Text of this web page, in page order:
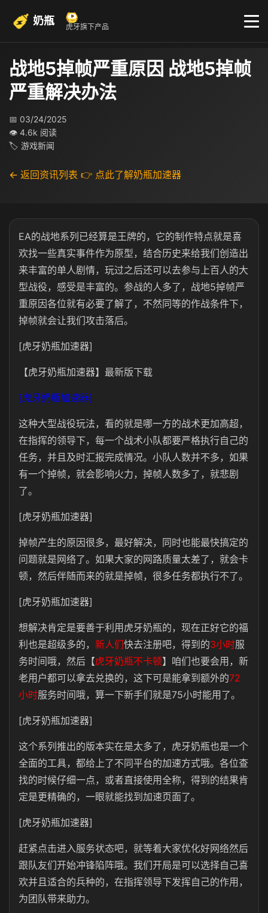
奶瓶 虎牙旗下产品
战地5掉帧严重原因 战地5掉帧
严重解决办法
📅 03/24/2025
👁 4.6k 阅读
🏷 游戏新闻
← 返回资讯列表 👉 点此了解奶瓶加速器
EA的战地系列已经算是王牌的，它的制作特点就是喜
欢找一些真实事件作为原型，结合历史来给我们创造出
来丰富的单人剧情，玩过之后还可以去参与上百人的大
型战役，感受是丰富的。参战的人多了，战地5掉帧严
重原因各位就有必要了解了，不然同等的作战条件下，
掉帧就会让我们攻击落后。
[虎牙奶瓶加速器]
【虎牙奶瓶加速器】最新版下载
[虎牙奶瓶加速器]
这种大型战役玩法，看的就是哪一方的战术更加高超，
在指挥的领导下，每一个战术小队都要严格执行自己的
任务，并且及时汇报完成情况。小队人数并不多，如果
有一个掉帧，就会影响火力，掉帧人数多了，就悲剧
了。
[虎牙奶瓶加速器]
掉帧产生的原因很多，最好解决，同时也能最快搞定的
问题就是网络了。如果大家的网路质量太差了，就会卡
顿，然后伴随而来的就是掉帧，很多任务都执行不了。
[虎牙奶瓶加速器]
想解决肯定是要善于利用虎牙奶瓶的，现在正好它的福
利也是超级多的， 新人们快去注册吧，得到的3小时服
务时间哦，然后【虎牙奶瓶不卡顿】咱们也要会用，新
老用户都可以拿去兑换的，这下可是能拿到额外的72
小时服务时间哦，算一下新手们就是75小时能用了。
[虎牙奶瓶加速器]
这个系列推出的版本实在是太多了，虎牙奶瓶也是一个
全面的工具，都给上了不同平台的加速方式哦。各位查
找的时候仔细一点，或者直接使用全称，得到的结果肯
定是更精确的，一眼就能找到加速页面了。
[虎牙奶瓶加速器]
赶紧点击进入服务状态吧，就等着大家优化好网络然后
跟队友们开始冲锋陷阵哦。我们开局是可以选择自己喜
欢并且适合的兵种的，在指挥领导下发挥自己的作用，
为团队带来助力。